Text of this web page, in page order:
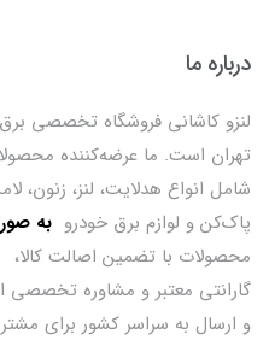
درباره ما
لنزو کاشانی فروشگاه تخصصی برق
شامل انواع هدلایت، لنز، زنون،
پاک‌کن و لوازم برق خودرو به
محصولات با تضمین اصالت کالا،
گارانتی معتبر و مشاوره
و ارسال به سراسر کشور برای